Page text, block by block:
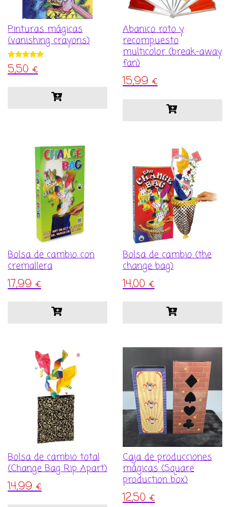
Pinturas mágicas
(vanishing crayons)
Valorado con
5.00
5,50€
Abanico roto y
recompuesto
multicolor (break-away
fan)
15,99€
Bolsa de cambio con
cremallera
17,99€
Bolsa de cambio (the
change bag)
14,00€
Bolsa de cambio total
(Change Bag Rip Apart)
14,99€
Caja de producciones
mágicas (Square
production box)
12,50€